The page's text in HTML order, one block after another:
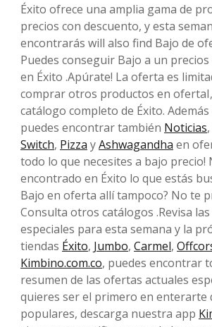
Éxito ofrece una amplia gama de
precios con descuento, y esta
encontrarás will also find Bajo de
Puedes conseguir Bajo a un
en Éxito .Apúrate! La oferta es
comprar otros productos en
catálogo completo de Éxito. Además
puedes encontrar también Noticias,
Switch, Pizza yAshwagandha en
todo lo que necesites a bajo precio!
encontrado en Éxito lo que estás
Bajo en oferta allí tampoco? No te
Consulta otros catálogos .Revisa
especiales para esta semana y la
tiendas Éxito, Jumbo, Carmel,
Kimbino.com.co, puedes encontrar
resumen de las ofertas actuales
quieres ser el primero en enterarte
populares, descarga nuestra app